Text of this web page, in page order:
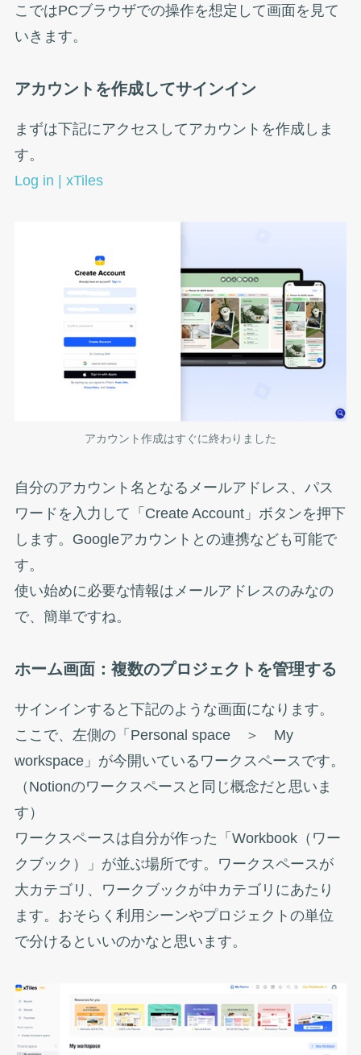
こではPCブラウザでの操作を想定して画面を見て
いきます。
アカウントを作成してサインイン
まずは下記にアクセスしてアカウントを作成しま
す。
Log in | xTiles
アカウント作成はすぐに終わりました
自分のアカウント名となるメールアドレス、パス
ワードを入力して「Create Account」ボタンを押下
します。Googleアカウントとの連携なども可能で
す。
使い始めに必要な情報はメールアドレスのみなの
で、簡単ですね。
ホーム画面：複数のプロジェクトを管理する
サインインすると下記のような画面になります。
ここで、左側の「Personal space ＞ My
workspace」が今開いているワークスペースです。
（Notionのワークスペースと同じ概念だと思いま
す）
ワークスペースは自分が作った「Workbook（ワー
クブック）」が並ぶ場所です。ワークスペースが
大カテゴリ、ワークブックが中カテゴリにあたり
ます。おそらく利用シーンやプロジェクトの単位
で分けるといいのかなと思います。